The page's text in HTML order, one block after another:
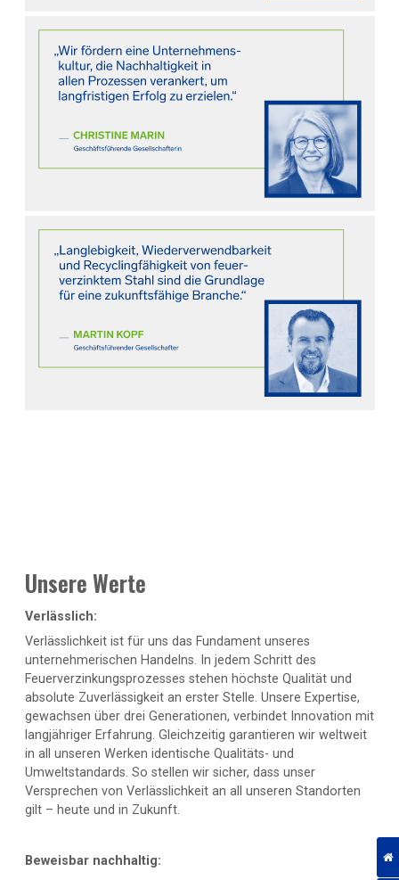
Unsere Werte
Verlässlich:
Verlässlichkeit ist für uns das Fundament unseres
unternehmerischen Handelns. In jedem Schritt des
Feuerverzinkungsprozesses stehen höchste Qualität und
absolute Zuverlässigkeit an erster Stelle. Unsere Expertise,
gewachsen über drei Generationen, verbindet Innovation mit
langjähriger Erfahrung. Gleichzeitig garantieren wir weltweit
in all unseren Werken identische Qualitäts- und
Umweltstandards. So stellen wir sicher, dass unser
Versprechen von Verlässlichkeit an all unseren Standorten
gilt – heute und in Zukunft.
Beweisbar nachhaltig: